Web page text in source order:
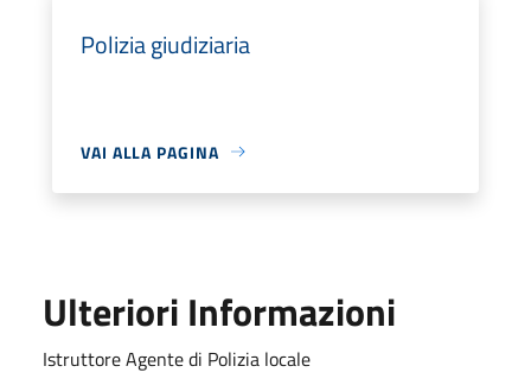
Polizia giudiziaria
VAI ALLA PAGINA
Ulteriori Informazioni
Istruttore Agente di Polizia locale